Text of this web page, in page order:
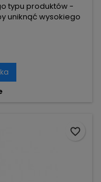
typu produktów -
uniknąć wysokiego
2m i osobno inne
favorite_border